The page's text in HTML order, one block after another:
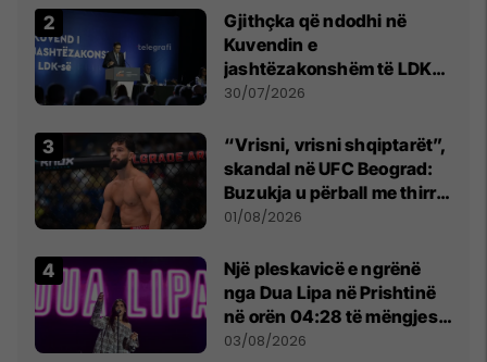
Gjithçka që ndodhi në
Kuvendin e
jashtëzakonshëm të LDK-
së
30/07/2026
“Vrisni, vrisni shqiptarët”,
skandal në UFC Beograd:
Buzukja u përball me thirrje
anti-shqiptare nga
01/08/2026
Një pleskavicë e ngrënë
nga Dua Lipa në Prishtinë
në orën 04:28 të mëngjesit
- dhe bota digjitale serbe
03/08/2026